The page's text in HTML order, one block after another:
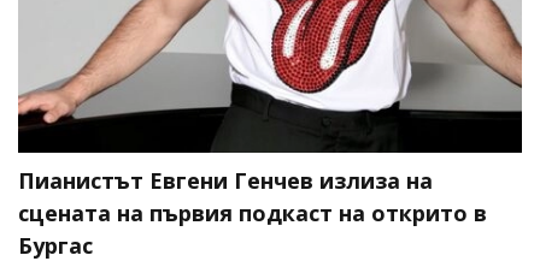
Пианистът Евгени Генчев излиза на
сцената на първия подкаст на открито в
Бургас